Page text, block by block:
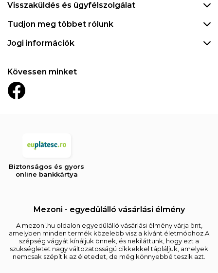
Visszaküldés és ügyfélszolgálat
Tudjon meg többet rólunk
Jogi információk
Kövessen minket
Biztonságos és gyors
online bankkártya
Mezoni - egyedülálló vásárlási élmény
A mezoni.hu oldalon egyedülálló vásárlási élmény várja önt,
amelyben minden termék közelebb visz a kívánt életmódhoz.A
szépség vágyát kínáljuk önnek, és nekiláttunk, hogy ezt a
szükségletet nagy változatosságú cikkekkel tápláljuk, amelyek
nemcsak szépítik az életedet, de még könnyebbé teszik azt.